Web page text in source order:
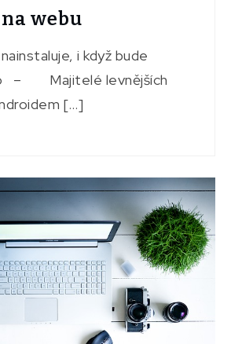
webu
i když bude
– Majitelé levnějších
[…]